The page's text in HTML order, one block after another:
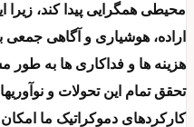
محیطی همگرایی پیدا کند،
اراده، هوشیاری و آگاهی جمعی
هزینه ها و فداکاری ها به طور
تحقق تمام این تحولات و
کارکردهای دموکراتیک ما